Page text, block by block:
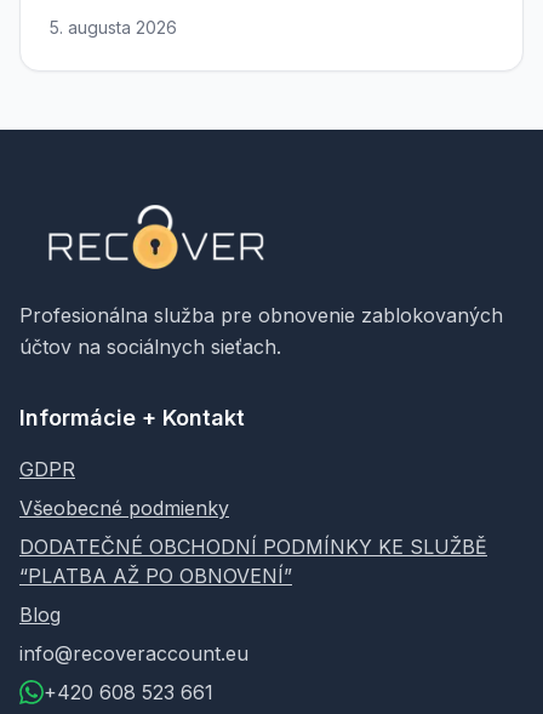
prístup.
5. augusta 2026
Profesionálna služba pre obnovenie zablokovaných
účtov na sociálnych sieťach.
Informácie + Kontakt
GDPR
Všeobecné podmienky
DODATEČNÉ OBCHODNÍ PODMÍNKY KE SLUŽBĚ
“PLATBA AŽ PO OBNOVENÍ”
Blog
info@recoveraccount.eu
+420 608 523 661